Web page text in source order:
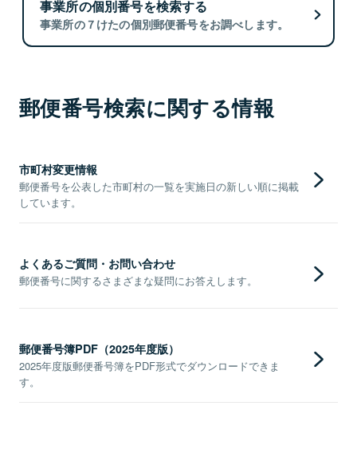
事業所の個別番号を検索する
事業所の７けたの個別郵便番号をお調べします。
郵便番号検索に関する情報
市町村変更情報
郵便番号を公表した市町村の一覧を実施日の新しい順に掲載
しています。
よくあるご質問・お問い合わせ
郵便番号に関するさまざまな疑問にお答えします。
郵便番号簿PDF（2025年度版）
2025年度版郵便番号簿をPDF形式でダウンロードできま
す。